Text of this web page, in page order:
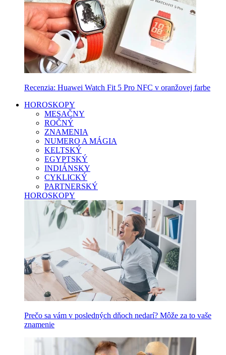
Recenzia: Huawei Watch Fit 5 Pro NFC v oranžovej farbe
HOROSKOPY
MESAČNY
ROČNÝ
ZNAMENIA
NUMERO A MÁGIA
KELTSKÝ
EGYPTSKÝ
INDIÁNSKY
CYKLICKÝ
PARTNERSKÝ
HOROSKOPY
Prečo sa vám v posledných dňoch nedarí? Môže za to vaše
znamenie